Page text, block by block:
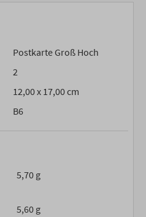
Postkarte Groß Hoch
2
12,00 x 17,00 cm
B6
5,70 g
5,60 g